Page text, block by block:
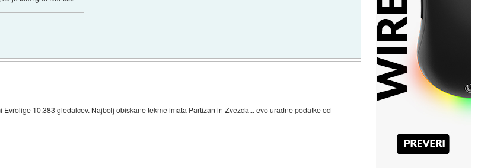
10.383 gledalcev. Najbolj obiskane tekme imata Partizan in Zvezda...evo uradne podatke od